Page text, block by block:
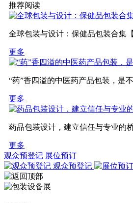
推荐阅读
全球包装与设计：保健品包装合集【
更多
“药”香四溢的中医药产品包装，是
更多
药品包装设计，建立信任与专业的
更多
观众预登记 展位预订
观众预登记